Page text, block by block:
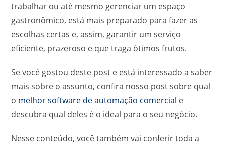
trabalhar ou até mesmo gerenciar um espaço
gastronômico, está mais preparado para fazer as
escolhas certas e, assim, garantir um serviço
eficiente, prazeroso e que traga ótimos frutos.
Se você gostou deste post e está interessado a saber
mais sobre o assunto, confira nosso post sobre qual
o melhor software de automação comercial e
descubra qual deles é o ideal para o seu negócio.
Nesse conteúdo, você também vai conferir toda a